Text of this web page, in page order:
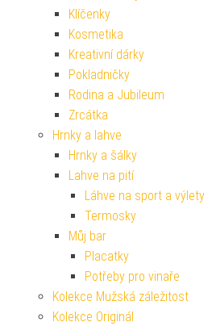
Klíčenky
Kosmetika
Kreativní dárky
Pokladničky
Rodina a Jubileum
Zrcátka
Hrnky a lahve
Hrnky a šálky
Lahve na pití
Láhve na sport a výlety
Termosky
Můj bar
Placatky
Potřeby pro vinaře
Kolekce Mužská záležitost
Kolekce Originál